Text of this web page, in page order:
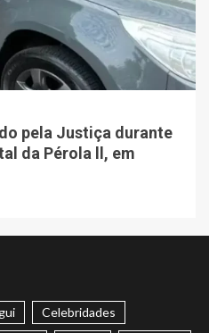
pela Justiça durante
da Pérola ll, em
Celebridades